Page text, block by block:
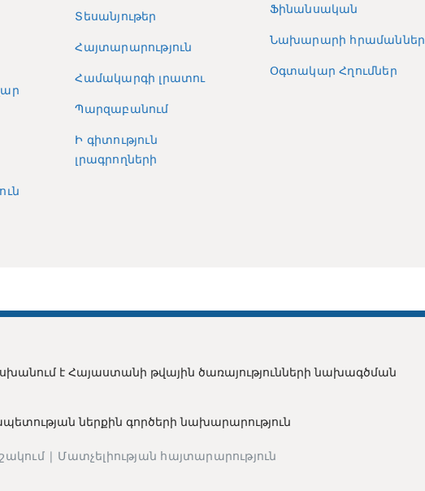
Տեսանյութեր
Հայտարարություն
Համակարգի լրատու
Պարզաբանում
Ի գիտություն
լրագրողների
Ֆինանսական
Նախարարի հրամաններ
Օգտակար Հղումներ
է Հայաստանի թվային ծառայությունների նախագծման
ներքին գործերի նախարարություն
| Մատչելիության հայտարարություն